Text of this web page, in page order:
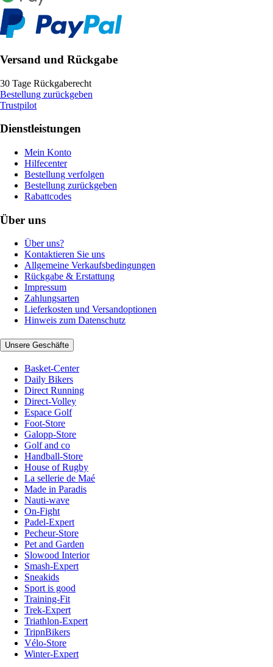
Versand und Rückgabe
30 Tage Rückgaberecht
Bestellung zurückgeben
Trustpilot
Dienstleistungen
Mein Konto
Hilfecenter
Bestellung verfolgen
Bestellung zurückgeben
Rabattcodes
Über uns
Über uns?
Kontaktieren Sie uns
Allgemeine Verkaufsbedingungen
Rückgabe & Erstattung
Impressum
Zahlungsarten
Lieferkosten und Versandoptionen
Hinweis zum Datenschutz
Unsere Geschäfte
Basket-Center
Daily Bikers
Direct Running
Direct-Volley
Espace Golf
Foot-Store
Galopp-Store
Golf and co
Handball-Store
House of Rugby
La sellerie de Maé
Made in Paradis
Nauti-wave
On-Fight
Padel-Expert
Pecheur-Store
Pet and Garden
Slowood Interior
Smash-Expert
Sneakids
Sport is good
Training-Fit
Trek-Expert
Triathlon-Expert
TripnBikers
Vélo-Store
Winter-Expert